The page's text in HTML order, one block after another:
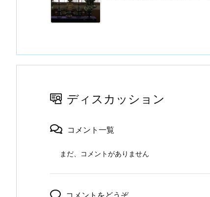
ディスカッション
コメント一覧
まだ、コメントがありません